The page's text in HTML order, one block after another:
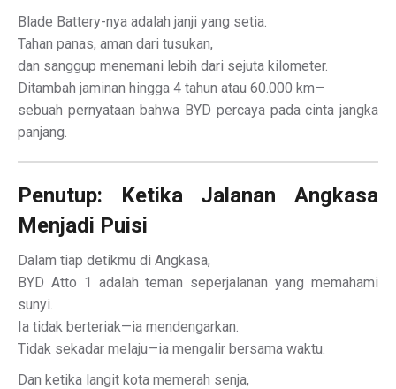
Blade Battery-nya adalah janji yang setia.
Tahan panas, aman dari tusukan,
dan sanggup menemani lebih dari sejuta kilometer.
Ditambah jaminan hingga 4 tahun atau 60.000 km—
sebuah pernyataan bahwa BYD percaya pada cinta jangka
panjang.
Penutup: Ketika Jalanan Angkasa
Menjadi Puisi
Dalam tiap detikmu di Angkasa,
BYD Atto 1 adalah teman seperjalanan yang memahami
sunyi.
Ia tidak berteriak—ia mendengarkan.
Tidak sekadar melaju—ia mengalir bersama waktu.
Dan ketika langit kota memerah senja,